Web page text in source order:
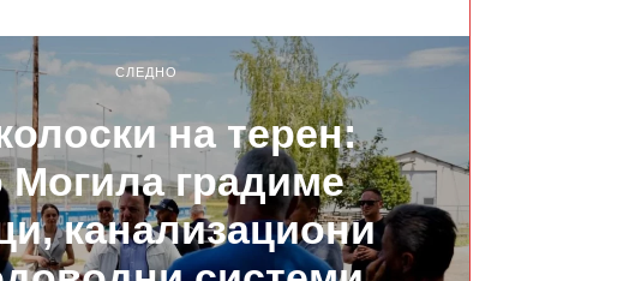
СЛЕДНО
на терен:
Могила градиме
канализациони